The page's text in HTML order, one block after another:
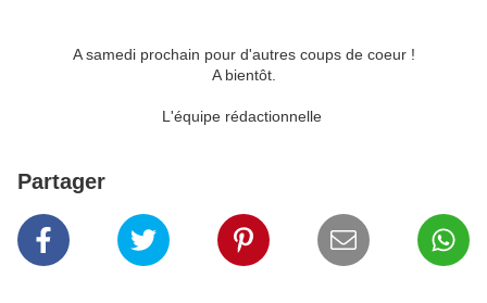
A samedi prochain pour d'autres coups de coeur !
A bientôt.
L'équipe rédactionnelle
Partager